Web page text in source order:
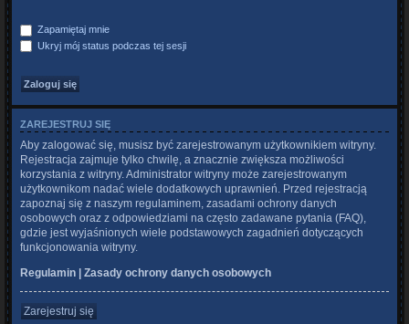
Zapamiętaj mnie
Ukryj mój status podczas tej sesji
ZAREJESTRUJ SIĘ
Aby zalogować się, musisz być zarejestrowanym użytkownikiem witryny.
Rejestracja zajmuje tylko chwilę, a znacznie zwiększa możliwości
korzystania z witryny. Administrator witryny może zarejestrowanym
użytkownikom nadać wiele dodatkowych uprawnień. Przed rejestracją
zapoznaj się z naszym regulaminem, zasadami ochrony danych
osobowych oraz z odpowiedziami na często zadawane pytania (FAQ),
gdzie jest wyjaśnionych wiele podstawowych zagadnień dotyczących
funkcjonowania witryny.
Regulamin | Zasady ochrony danych osobowych
Zarejestruj się